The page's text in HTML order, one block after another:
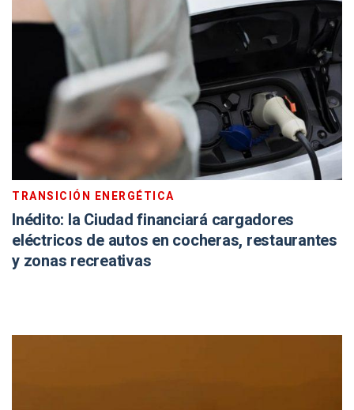
TRANSICIÓN ENERGÉTICA
Inédito: la Ciudad financiará cargadores
eléctricos de autos en cocheras, restaurantes
y zonas recreativas